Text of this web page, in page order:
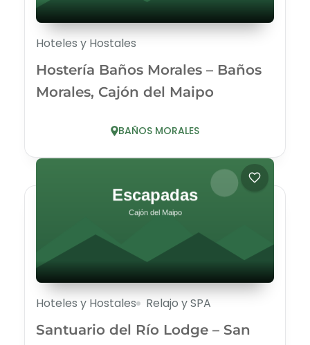
Hoteles y Hostales
Hostería Baños Morales – Baños
Morales, Cajón del Maipo
BAÑOS MORALES
Hoteles y Hostales Relajo y SPA
Santuario del Río Lodge – San